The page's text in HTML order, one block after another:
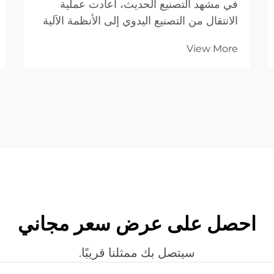
في مشهد التصنيع الحديث، أعادت عملية
الانتقال من التصنيع اليدوي إلى الأنظمة الآلية
للشركات الصناعية التي تعمل في مجال
View More
احصل على عرض سعر مجاني
سيتصل بك ممثلنا قريبًا.